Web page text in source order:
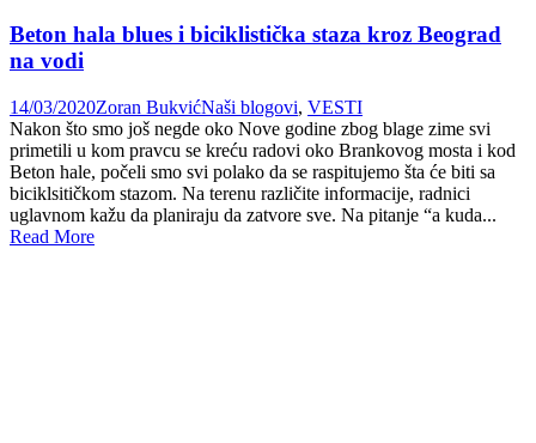
Beton hala blues i biciklistička staza kroz Beograd
na vodi
14/03/2020Zoran BukvićNaši blogovi, VESTI
Nakon što smo još negde oko Nove godine zbog blage zime svi
primetili u kom pravcu se kreću radovi oko Brankovog mosta i kod
Beton hale, počeli smo svi polako da se raspitujemo šta će biti sa
biciklsitičkom stazom. Na terenu različite informacije, radnici
uglavnom kažu da planiraju da zatvore sve. Na pitanje “a kuda...
Read More